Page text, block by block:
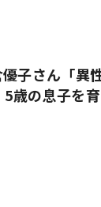
子さん「異
歳の息子を